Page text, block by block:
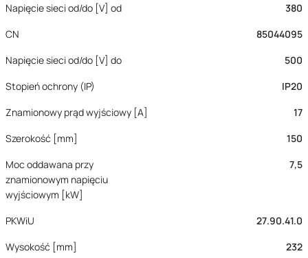
Napięcie sieci od/do [V] od
380
CN
85044095
Napięcie sieci od/do [V] do
500
Stopień ochrony (IP)
IP20
Znamionowy prąd wyjściowy [A]
17
Szerokość [mm]
150
Moc oddawana przy
znamionowym napięciu
wyjściowym [kW]
7,5
PKWiU
27.90.41.0
Wysokość [mm]
232